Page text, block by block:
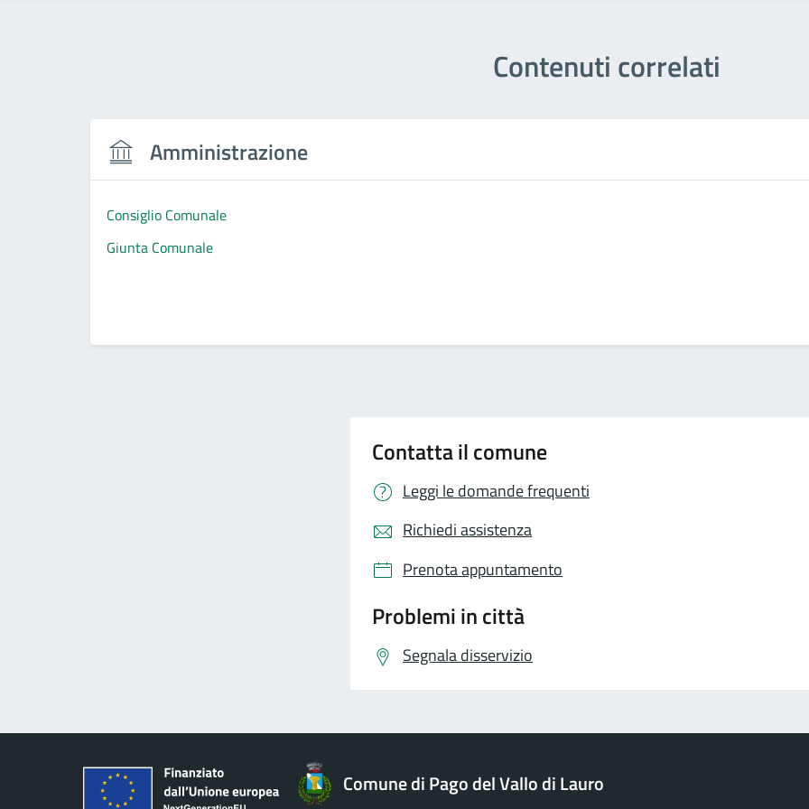
Contenuti correlati
Amministrazione
Consiglio Comunale
Giunta Comunale
Contatta il comune
Leggi le domande frequenti
Richiedi assistenza
Prenota appuntamento
Problemi in città
Segnala disservizio
Comune di Pago del Vallo di Lauro